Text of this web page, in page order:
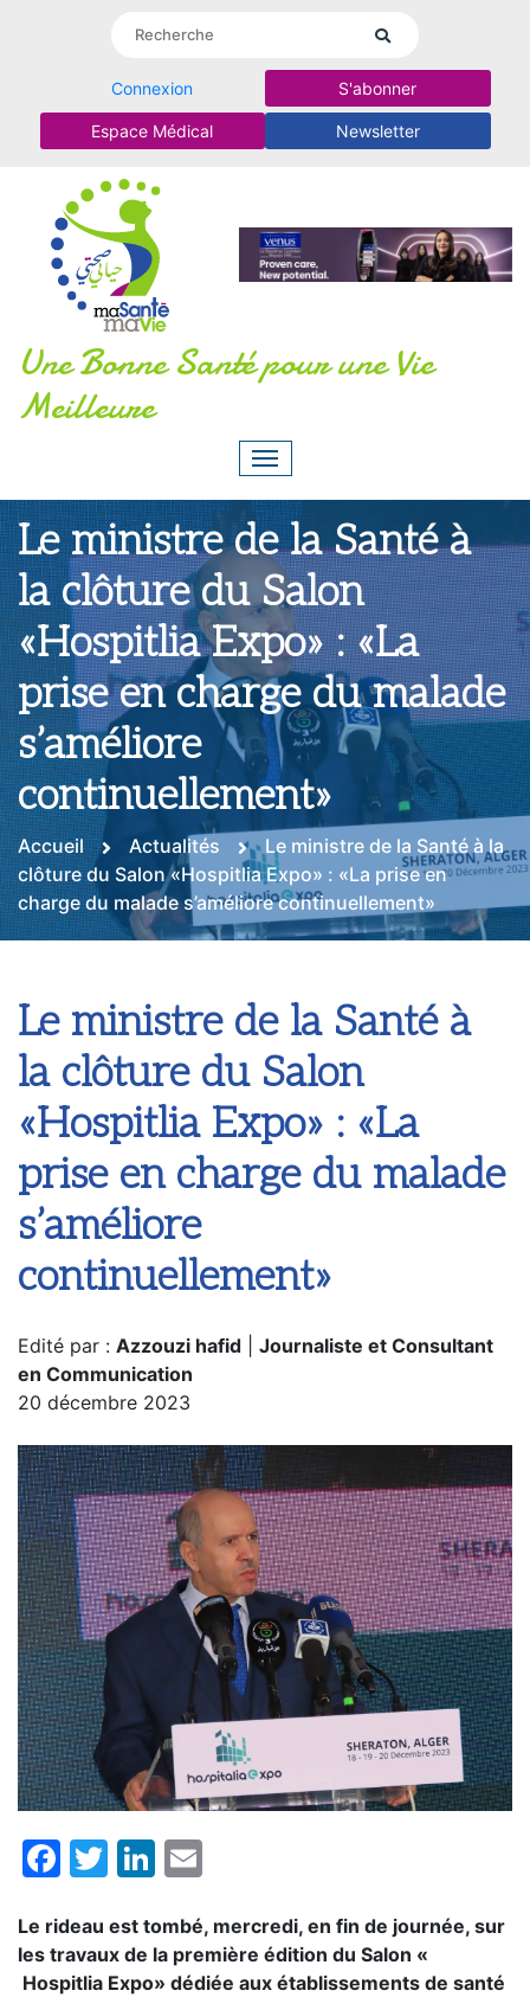
Connexion S'abonner
Espace Médical Newsletter
Une Bonne Santé pour une Vie
Meilleure
Le ministre de la Santé à
la clôture du Salon
«Hospitlia Expo» : «La
prise en charge du malade
s’améliore
continuellement»
Accueil Actualités
Le ministre de la Santé à la
clôture du Salon «Hospitlia Expo» : «La prise en
charge du malade s’améliore continuellement»
Le ministre de la Santé à
la clôture du Salon
«Hospitlia Expo» : «La
prise en charge du malade
s’améliore
continuellement»
Edité par : Azzouzi hafid
Journaliste et Consultant
en Communication
20 décembre 2023
Facebook
TwitterLinkedIn
Le rideau est tombé, mercredi, en fin de journée, sur
les travaux de la première édition du Salon «
Hospitlia Expo» dédiée aux établissements de santé